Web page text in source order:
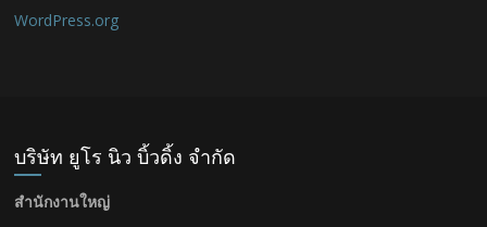
WordPress.org
บริษัท ยูโร นิว บิ้วดิ้ง จำกัด
สำนักงานใหญ่